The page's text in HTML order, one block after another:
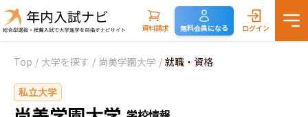
資料請求 無料会員になる ログイン
Top / 大学を探す / 尚美学園大学 / 就職・資格
私立大学